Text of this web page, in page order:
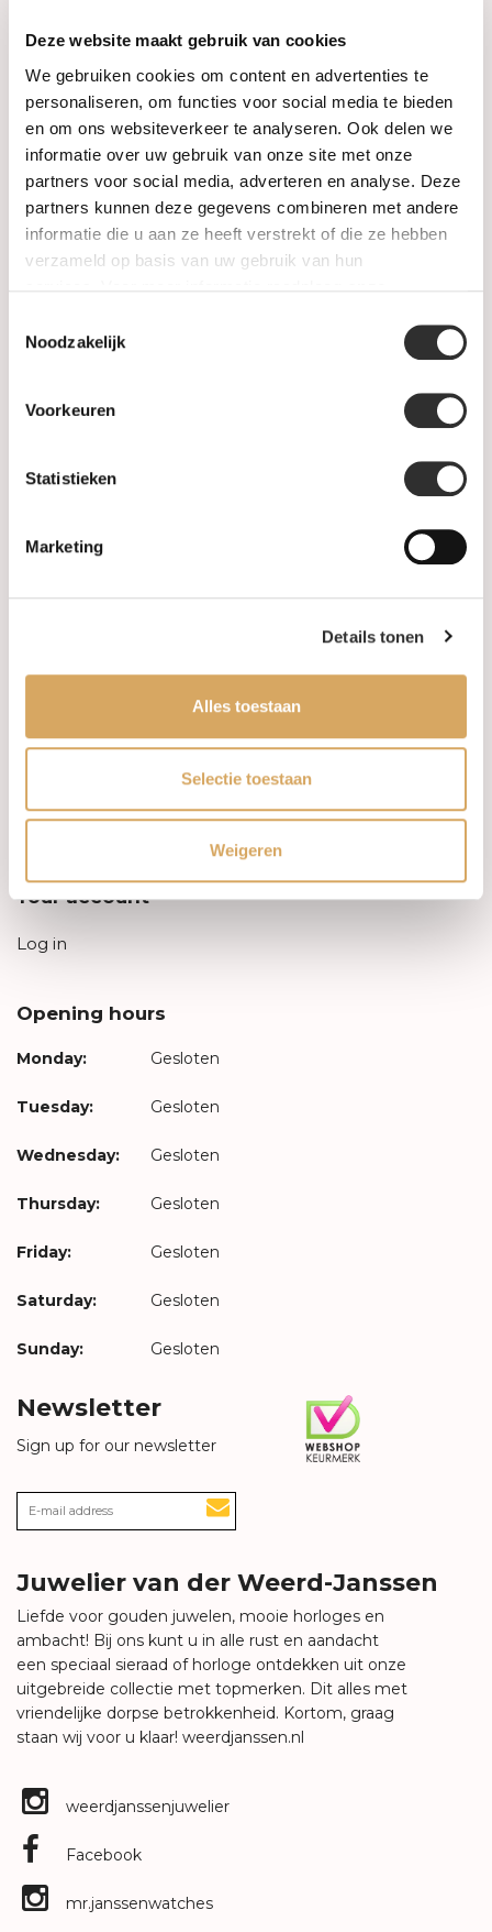
Deze website maakt gebruik van cookies
We gebruiken cookies om content en advertenties te
personaliseren, om functies voor social media te bieden
en om ons websiteverkeer te analyseren. Ook delen we
informatie over uw gebruik van onze site met onze
partners voor social media, adverteren en analyse. Deze
partners kunnen deze gegevens combineren met andere
informatie die u aan ze heeft verstrekt of die ze hebben
verzameld op basis van uw gebruik van hun
Noodzakelijk
Voorkeuren
Statistieken
Marketing
Details tonen
Alles toestaan
Selectie toestaan
Weigeren
Categories
Watches
Jewellery
Wedding rings
PRE-OWNED
Maatwerk
Leveringsvoorwaarden
Privacy Policy
Your account
Log in
Opening hours
Monday: Gesloten
Tuesday: Gesloten
Wednesday: Gesloten
Thursday: Gesloten
Friday: Gesloten
Saturday: Gesloten
Sunday: Gesloten
Newsletter
Sign up for our newsletter
Juwelier van der Weerd-Janssen
Liefde voor gouden juwelen, mooie horloges en
ambacht! Bij ons kunt u in alle rust en aandacht
een speciaal sieraad of horloge ontdekken uit onze
uitgebreide collectie met topmerken. Dit alles met
vriendelijke dorpse betrokkenheid. Kortom, graag
staan wij voor u klaar! weerdjanssen.nl
weerdjanssenjuwelier
Facebook
mr.janssenwatches